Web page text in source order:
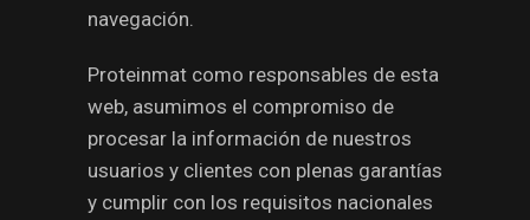
navegación.
Proteinmat como responsables de esta
web, asumimos el compromiso de
procesar la información de nuestros
usuarios y clientes con plenas garantías
y cumplir con los requisitos nacionales